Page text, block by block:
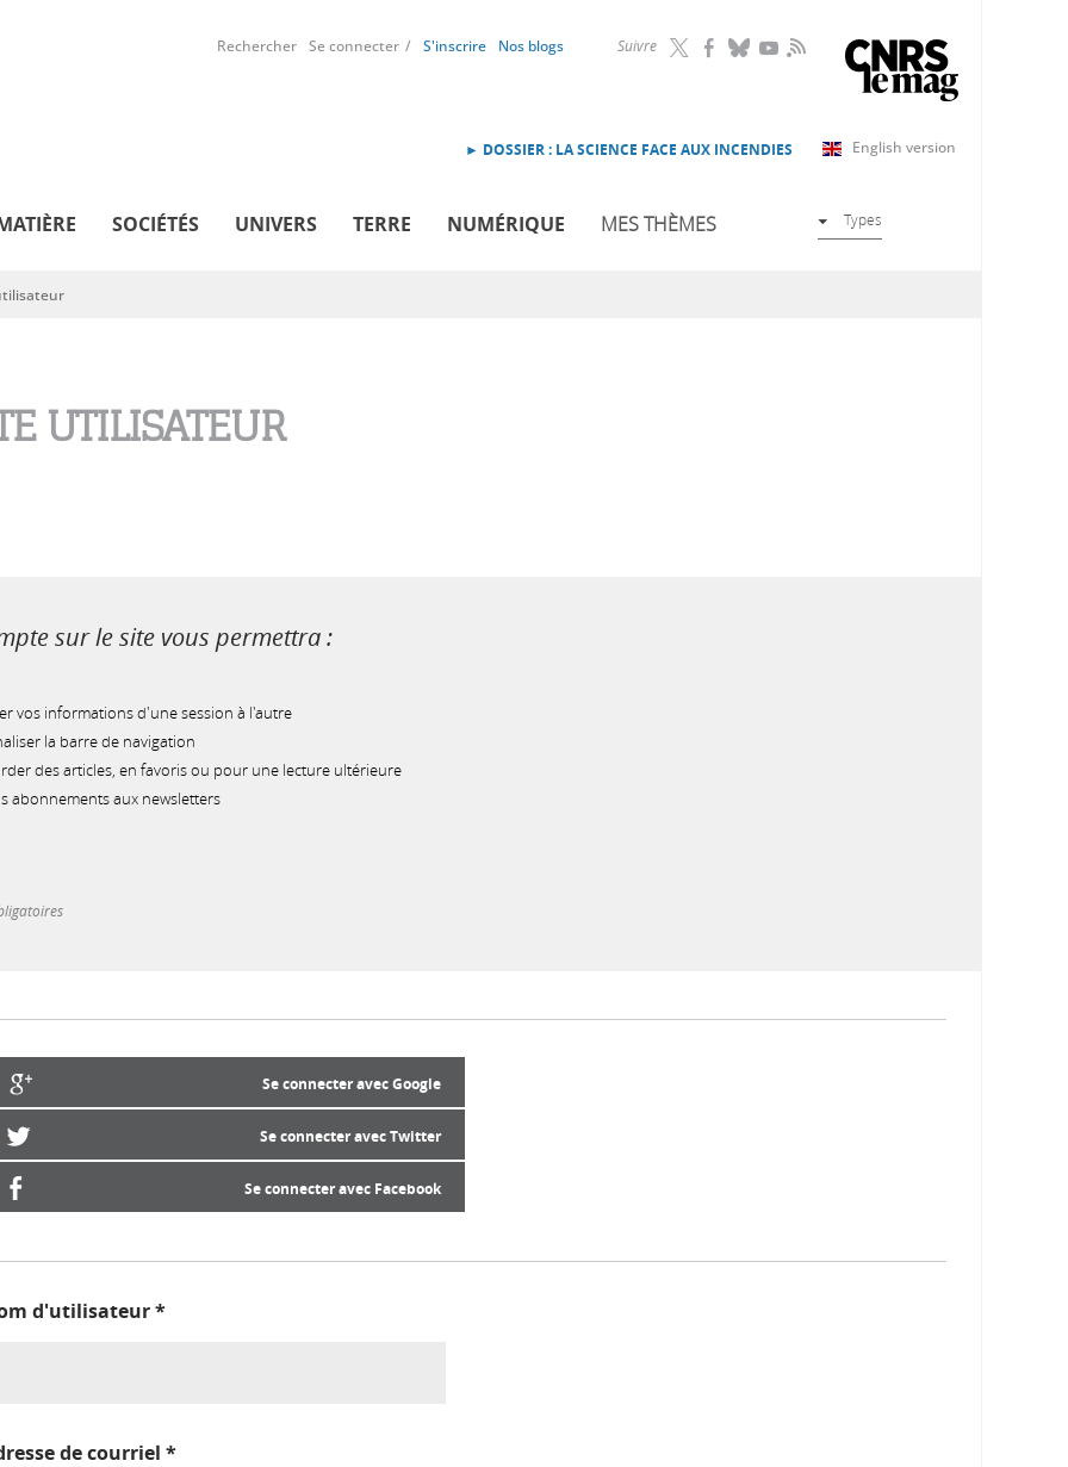
Suivre RSS
Rechercher Se connecter S'inscrire Nos blogs
English version
► DOSSIER : LA SCIENCE FACE AUX INCENDIES
SOCIÉTÉS UNIVERS TERRE NUMÉRIQUE MES THÈMES Types
UTILISATEUR
sur le site vous permettra :
vos informations d'une session à l'autre
la barre de navigation
des articles, en favoris ou pour une lecture ultérieure
abonnements aux newsletters
Se connecter avec Google
Se connecter avec Twitter
Se connecter avec Facebook
d'utilisateur*
de courriel *